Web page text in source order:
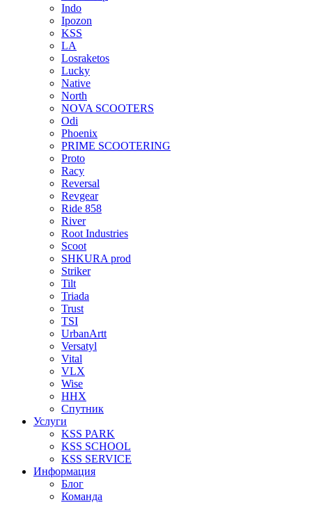
Indo
Ipozon
KSS
LA
Losraketos
Lucky
Native
North
NOVA SCOOTERS
Odi
Phoenix
PRIME SCOOTERING
Proto
Racy
Reversal
Revgear
Ride 858
River
Root Industries
Scoot
SHKURA рrоd
Striker
Tilt
Triada
Trust
TSI
UrbanArtt
Versatyl
Vital
VLX
Wise
ННХ
Спутник
Услуги
KSS PARK
KSS SCHOOL
KSS SERVICE
Информация
Блог
Команда